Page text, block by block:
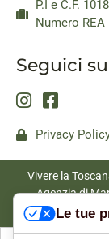
P.I e C.F.
Numero REA
Seguici su
Privacy
Vivere la
Agenzia di
|
Le tue